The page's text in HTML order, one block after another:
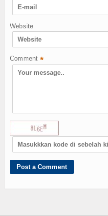
Website
Comment *